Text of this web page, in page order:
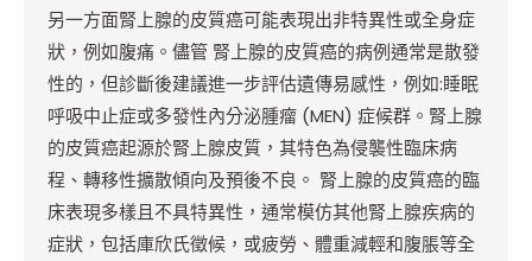
另一方面腎上腺的皮質癌可能表現出非特異性或全身症
狀，例如腹痛。儘管 腎上腺的皮質癌的病例通常是散發
性的，但診斷後建議進一步評估遺傳易感性，例如:睡眠
呼吸中止症或多發性內分泌腫瘤 (MEN) 症候群。腎上腺
的皮質癌起源於腎上腺皮質，其特色為侵襲性臨床病
程、轉移性擴散傾向及預後不良。 腎上腺的皮質癌的臨
床表現多樣且不具特異性，通常模仿其他腎上腺疾病的
症狀，包括庫欣氏徵候，或疲勞、體重減輕和腹脹等全